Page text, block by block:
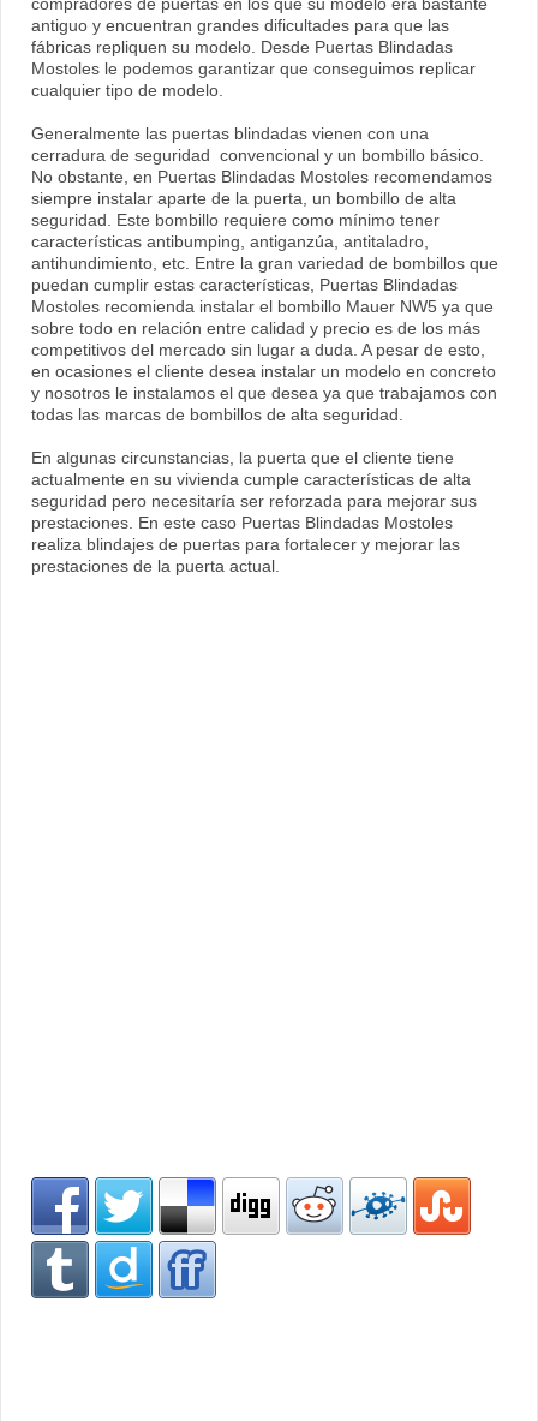
compradores de puertas en los que su modelo era bastante
antiguo y encuentran grandes dificultades para que las
fábricas repliquen su modelo. Desde Puertas Blindadas
Mostoles le podemos garantizar que conseguimos replicar
cualquier tipo de modelo.
Generalmente las puertas blindadas vienen con una
cerradura de seguridad convencional y un bombillo básico.
No obstante, en Puertas Blindadas Mostoles recomendamos
siempre instalar aparte de la puerta, un bombillo de alta
seguridad. Este bombillo requiere como mínimo tener
características antibumping, antiganzúa, antitaladro,
antihundimiento, etc. Entre la gran variedad de bombillos que
puedan cumplir estas características, Puertas Blindadas
Mostoles recomienda instalar el bombillo Mauer NW5 ya que
sobre todo en relación entre calidad y precio es de los más
competitivos del mercado sin lugar a duda. A pesar de esto,
en ocasiones el cliente desea instalar un modelo en concreto
y nosotros le instalamos el que desea ya que trabajamos con
todas las marcas de bombillos de alta seguridad.
En algunas circunstancias, la puerta que el cliente tiene
actualmente en su vivienda cumple características de alta
seguridad pero necesitaría ser reforzada para mejorar sus
prestaciones. En este caso Puertas Blindadas Mostoles
realiza blindajes de puertas para fortalecer y mejorar las
prestaciones de la puerta actual.